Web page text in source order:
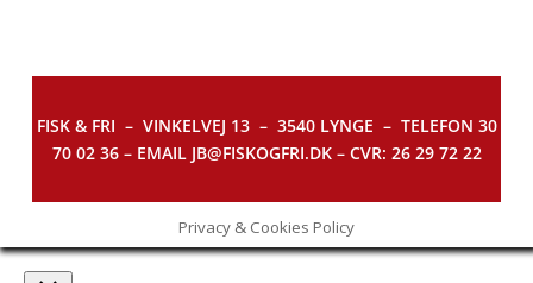
FISK & FRI – VINKELVEJ 13 – 3540 LYNGE – TELEFON 30
70 02 36 – EMAIL JB@FISKOGFRI.DK – CVR: 26 29 72 22
Privacy & Cookies Policy